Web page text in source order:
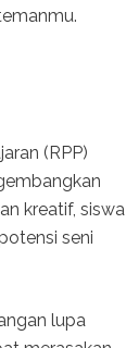
(RPP)
kreatif, siswa
seni
lupa